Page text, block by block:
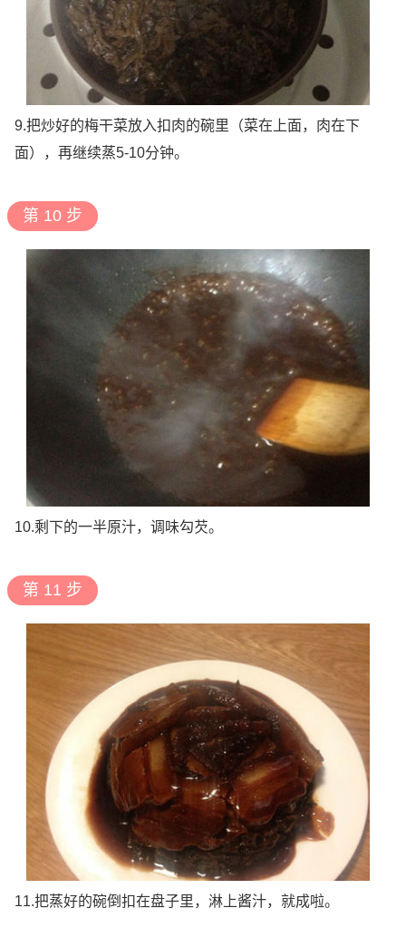
9.把炒好的梅干菜放入扣肉的碗里（菜在上面，肉在下
面），再继续蒸5-10分钟。
第 10 步
10.剩下的一半原汁，调味勾芡。
第 11 步
11.把蒸好的碗倒扣在盘子里，淋上酱汁，就成啦。